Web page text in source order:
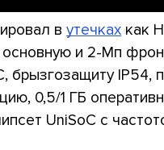
вутечках как
и 2-Мп
брызгозащиту IP54,
0,5/1 ГБ
UniSoC с